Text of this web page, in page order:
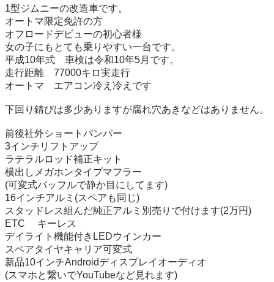
1型ジムニーの改造車です。
オートマ限定免許の方
オフロードデビューの初心者様
女の子にもとても乗りやすい一台です。
平成10年式　車検は令和10年5月です。
走行距離　77000キロ実走行
オートマ　エアコン冷え冷えです
下回り錆びは多少ありますが腐れ穴あきなどはありません。
前後社外ショートバンパー
3インチリフトアップ
ラテラルロッド補正キット
横出しメガホンタイプマフラー
(可変式バッフルで静か目にしてます)
16インチアルミ(スペアも同じ)
スタッドレス組んだ純正アルミ別売りで付けます(2万円)
ETC 　キーレス
デイライト機能付きLEDウインカー
スペアタイヤキャリア可変式
新品10インチAndroidディスプレイオーディオ
(スマホと繋いでYouTubeなど見れます)